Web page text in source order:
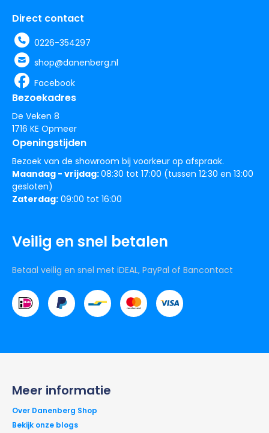
Direct contact
0226-354297
shop@danenberg.nl
Facebook
Bezoekadres
De Veken 8
1716 KE Opmeer
Openingstijden
Bezoek van de showroom bij voorkeur op afspraak.
Maandag - vrijdag:08:30 tot 17:00 (tussen 12:30 en 13:00
gesloten)
Zaterdag: 09:00 tot 16:00
Veilig en snel betalen
Betaal veilig en snel met iDEAL, PayPal of Bancontact
Meer informatie
Over Danenberg Shop
Bekijk onze blogs